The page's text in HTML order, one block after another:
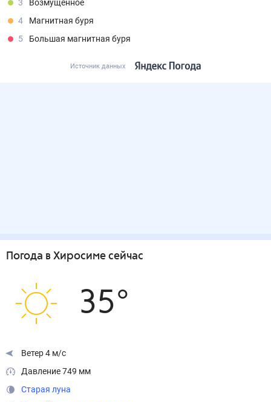
3
Возмущённое
4
Магнитная буря
5
Большая магнитная буря
Источник данных
Погода в Хиросиме сейчас
35°
Ветер 4 м/с
Давление 749 мм
Старая луна